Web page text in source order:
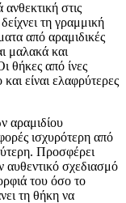
ανθεκτική στις
τη γραμμική
από αραμιδικές
μαλακά και
θήκες από ίνες
είναι ελαφρύτερες
αραμιδίου
ισχυρότερη από
Προσφέρει
αυθεντικό σχεδιασμό
του όσο το
τη θήκη να